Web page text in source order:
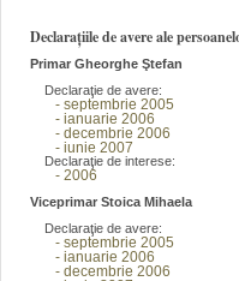
Declarațiile de avere ale
Primar Gheorghe Ştefan
Declaraţie de avere:
- septembrie 2005
- ianuarie 2006
- decembrie 2006
- iunie 2007
Declaraţie de interese:
- 2006
Viceprimar Stoica Mihaela
Declaraţie de avere:
- septembrie 2005
- ianuarie 2006
- decembrie 2006